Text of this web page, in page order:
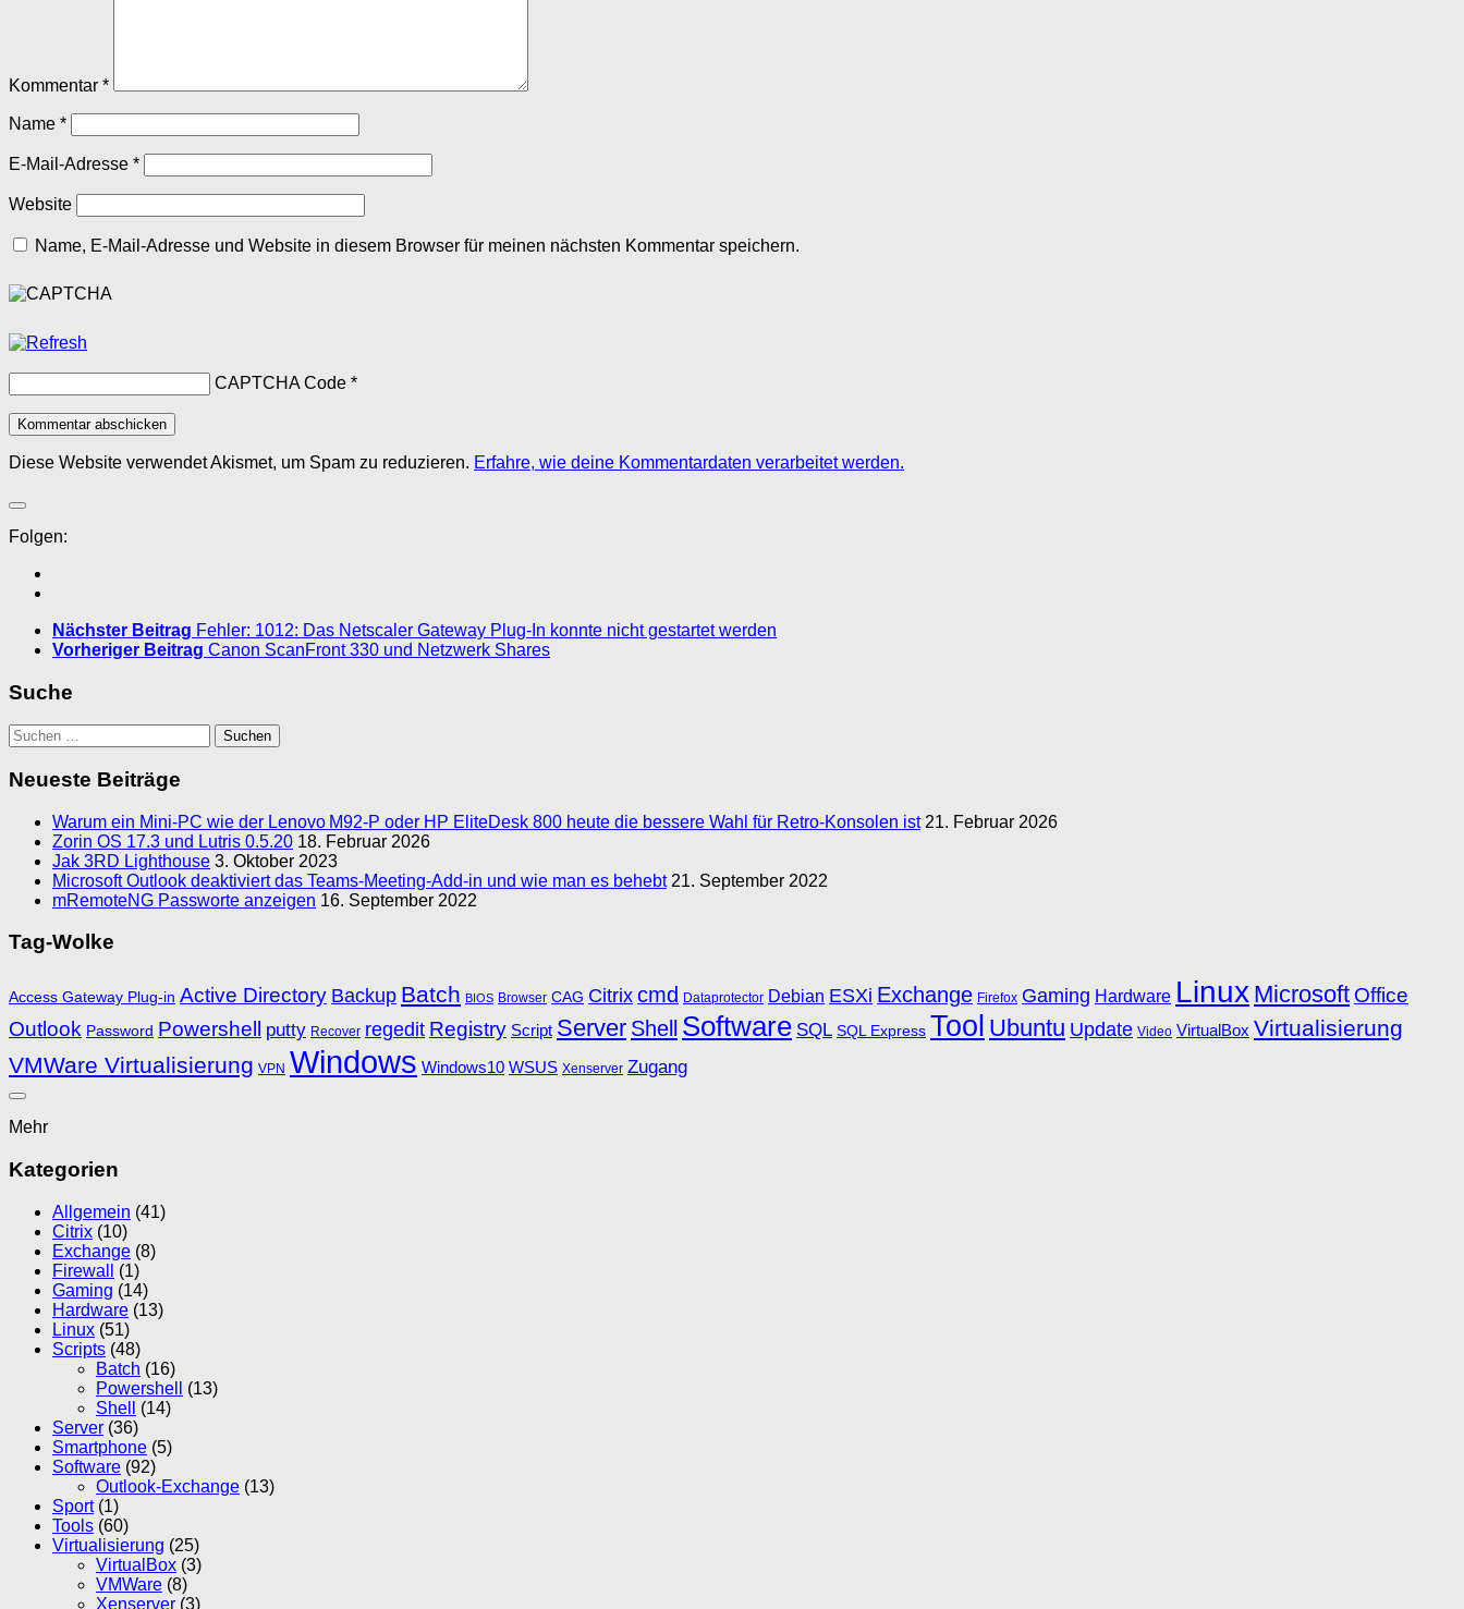
Kommentar *
Name *
E-Mail-Adresse *
Website
Name, E-Mail-Adresse und Website in diesem Browser für meinen nächsten Kommentar speichern.
CAPTCHA Code *
Diese Website verwendet Akismet, um Spam zu reduzieren. Erfahre, wie deine Kommentardaten verarbeitet werden.
Folgen:
Nächster Beitrag Fehler: 1012: Das Netscaler Gateway Plug-In konnte nicht gestartet werden
Vorheriger Beitrag Canon ScanFront 330 und Netzwerk Shares
Suche
Suchen
nach:
Neueste Beiträge
Warum ein Mini‑PC wie der Lenovo M92‑P oder HP EliteDesk 800 heute die bessere Wahl für Retro‑Konsolen ist 21. Februar 2026
Zorin OS 17.3 und Lutris 0.5.20 18. Februar 2026
Jak 3RD Lighthouse 3. Oktober 2023
Microsoft Outlook deaktiviert das Teams-Meeting-Add-in und wie man es behebt 21. September 2022
mRemoteNG Passworte anzeigen 16. September 2022
Tag-Wolke
Access Gateway Plug-in Active Directory Backup Batch BIOS Browser CAG Citrix cmd Dataprotector Debian ESXi Exchange Firefox Gaming Hardware Linux Microsoft Office
Outlook Password Powershell putty Recover regedit Registry Script Server Shell Software SQL SQL Express Tool Ubuntu Update Video VirtualBox Virtualisierung
VMWare Virtualisierung VPN Windows Windows10 WSUS Xenserver Zugang
Mehr
Kategorien
Allgemein (41)
Citrix (10)
Exchange (8)
Firewall
(1)
Gaming (14)
Hardware (13)
Linux (51)
Scripts (48)
Batch (16)
Powershell
(13)
Shell
(14)
Server (36)
Smartphone (5)
Software (92)
Outlook-Exchange (13)
Sport(1)
Tools (60)
Virtualisierung (25)
VirtualBox (3)
VMWare (8)
Xenserver (3)